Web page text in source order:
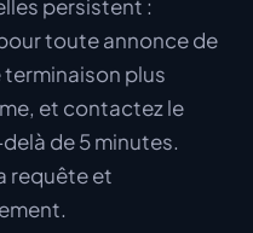
persistent :
toute annonce de
plus
et contactez le
de 5 minutes.
requête et